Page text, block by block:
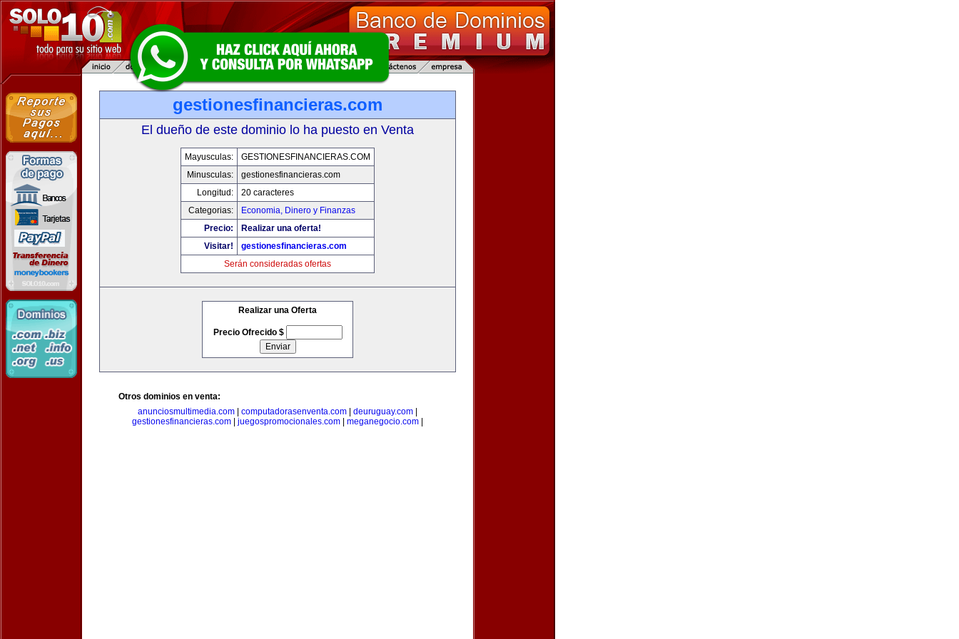
gestionesfinancieras.com
El dueño de este dominio lo ha puesto en Venta
Mayusculas:
GESTIONESFINANCIERAS.COM
Minusculas:
gestionesfinancieras.com
Longitud:
20 caracteres
Categorias:
Economia, Dinero y Finanzas
Precio:
Realizar una oferta!
Visitar!
gestionesfinancieras.com
Serán consideradas ofertas
Realizar una Oferta
Precio Ofrecido $
Otros dominios en venta:
anunciosmultimedia.com
computadorasenventa.com deuruguay.com
gestionesfinancieras.com
juegospromocionales.com meganegocio.com